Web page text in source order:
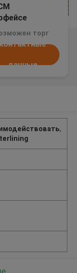
торг
данные
,